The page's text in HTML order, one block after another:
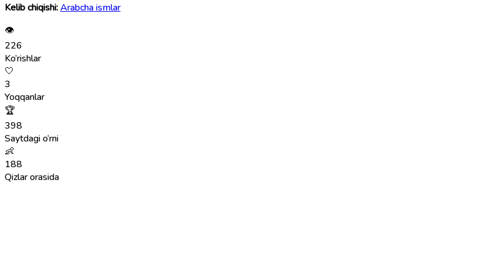
Kelib chiqishi:Arabcha ismlar
👁
226
Ko‘rishlar
🤍
3
Yoqqanlar
🏆
398
Saytdagi o‘rni
👶
188
Qizlar orasida